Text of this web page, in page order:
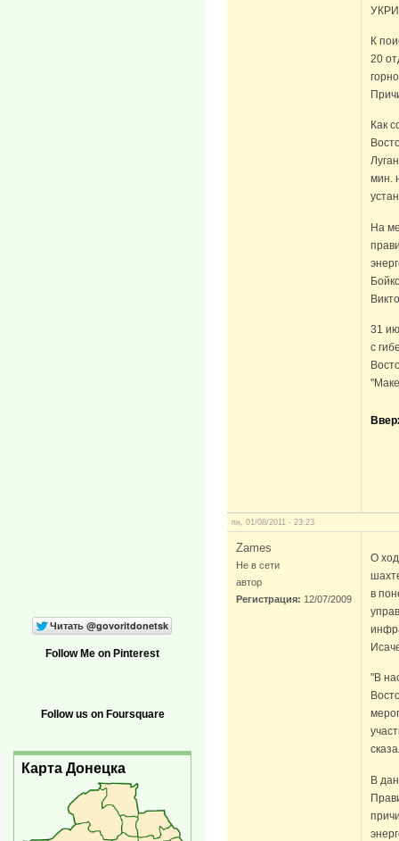
К
20
Как
мин.
На
31
с
пн, 01/08/2011 - 23:23
Zames
Не в сети
автор
Регистрация: 12/07/2009
О
в
"В
В
Follow Me on Pinterest
Follow us on Foursquare
Карта Донецка